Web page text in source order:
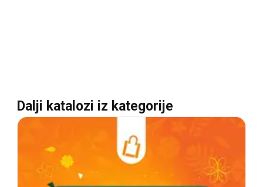
Dalji katalozi iz kategorije